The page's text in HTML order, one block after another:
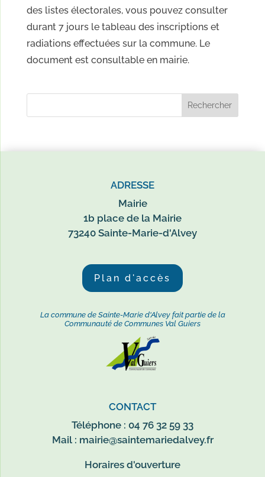
des listes électorales, vous pouvez consulter
durant 7 jours le tableau des inscriptions et
radiations effectuées sur la commune. Le
document est consultable en mairie.
ADRESSE
Mairie
1b place de la Mairie
73240 Sainte-Marie-d'Alvey
Plan d'accès
La commune de Sainte-Marie d'Alvey fait partie de la
Communauté de Communes Val Guiers
CONTACT
Téléphone : 04 76 32 59 33
Mail : mairie@saintemariedalvey.fr
Horaires d'ouverture